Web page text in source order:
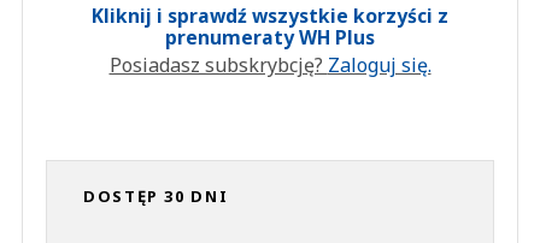
Kliknij i sprawdź wszystkie korzyści z
prenumeraty WH Plus
Posiadasz subskrybcję? Zaloguj się.
DOSTĘP 30 DNI